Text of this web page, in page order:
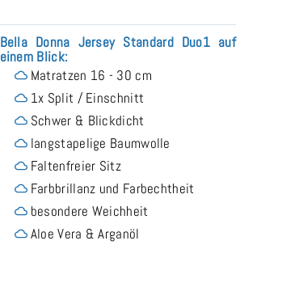
Bella Donna Jersey Standard Duo1 auf
einem Blick:
Matratzen 16 - 30 cm
1x Split / Einschnitt
Schwer & Blickdicht
langstapelige Baumwolle
Faltenfreier Sitz
Farbbrillanz und Farbechtheit
besondere Weichheit
Aloe Vera & Arganöl